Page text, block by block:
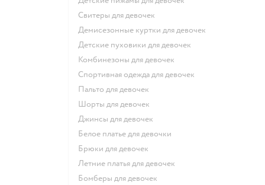
Свитеры для девочек
Демисезонные куртки для девочек
Детские пуховики для девочек
Комбинезоны для девочек
Спортивная одежда для девочек
Пальто для девочек
Шорты для девочек
Джинсы для девочек
Белое платье для девочки
Брюки для девочек
Летние платья для девочек
Бомберы для девочек